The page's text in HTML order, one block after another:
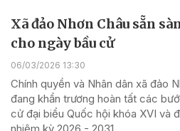
Xã đảo Nhơn Châu sẵn
cho ngày bầu cử
06/03/2026 13:30
Chính quyền và Nhân dân xã đảo
đang khẩn trương hoàn tất các
cử đại biểu Quốc hội khóa XVI và